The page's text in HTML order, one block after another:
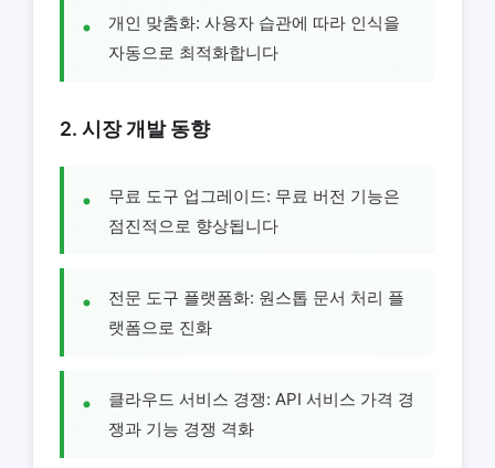
개인 맞춤화: 사용자 습관에 따라 인식을
자동으로 최적화합니다
2. 시장 개발 동향
무료 도구 업그레이드: 무료 버전 기능은
점진적으로 향상됩니다
전문 도구 플랫폼화: 원스톱 문서 처리 플
랫폼으로 진화
클라우드 서비스 경쟁: API 서비스 가격 경
쟁과 기능 경쟁 격화